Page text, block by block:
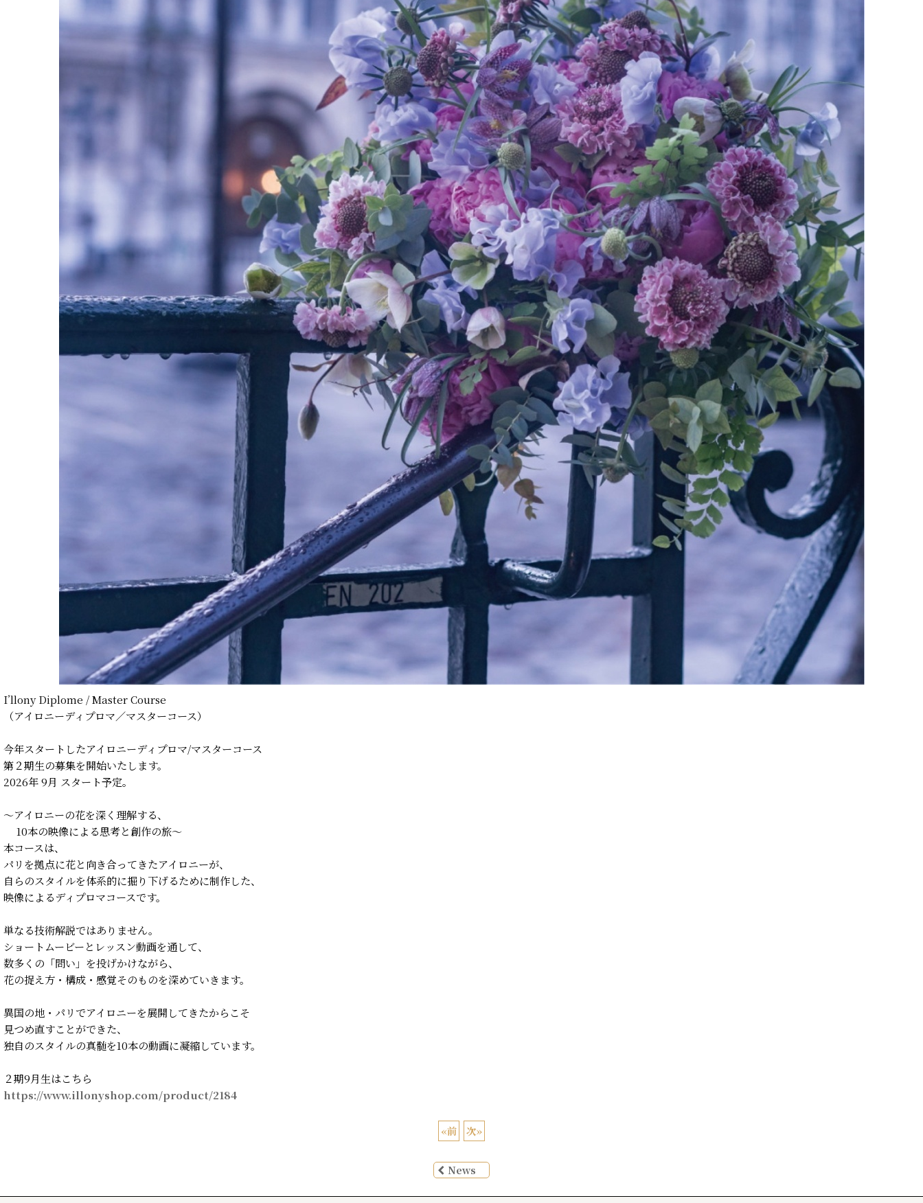
I’llony Diplome / Master Course
（アイロニーディプロマ／マスターコース）
今年スタートしたアイロニーディプロマ/マスターコース
第２期生の募集を開始いたします。
2026年 9月 スタート予定。
〜アイロニーの花を深く理解する、
10本の映像による思考と創作の旅〜
本コースは、
パリを拠点に花と向き合ってきたアイロニーが、
自らのスタイルを体系的に掘り下げるために制作した、
映像によるディプロマコースです。
単なる技術解説ではありません。
ショートムービーとレッスン動画を通して、
数多くの「問い」を投げかけながら、
花の捉え方・構成・感覚そのものを深めていきます。
異国の地・パリでアイロニーを展開してきたからこそ
見つめ直すことができた、
独自のスタイルの真髄を10本の動画に凝縮しています。
２期9月生はこちら
https://www.illonyshop.com/product/2184
«前 次»
News